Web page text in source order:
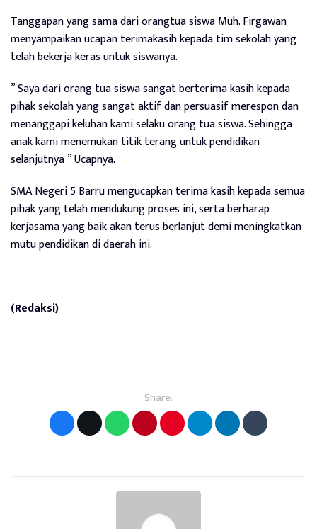
Tanggapan yang sama dari orangtua siswa Muh. Firgawan
menyampaikan ucapan terimakasih kepada tim sekolah yang
telah bekerja keras untuk siswanya.
” Saya dari orang tua siswa sangat berterima kasih kepada
pihak sekolah yang sangat aktif dan persuasif merespon dan
menanggapi keluhan kami selaku orang tua siswa. Sehingga
anak kami menemukan titik terang untuk pendidikan
selanjutnya ” Ucapnya.
SMA Negeri 5 Barru mengucapkan terima kasih kepada semua
pihak yang telah mendukung proses ini, serta berharap
kerjasama yang baik akan terus berlanjut demi meningkatkan
mutu pendidikan di daerah ini.
(Redaksi)
Share: